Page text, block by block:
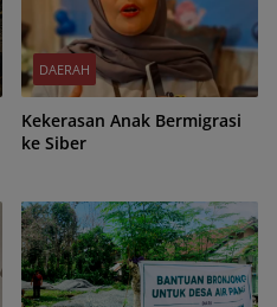
DAERAH
Kekerasan Anak Bermigrasi
ke Siber